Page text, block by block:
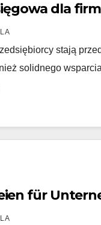
dla
stają
solidnego
für